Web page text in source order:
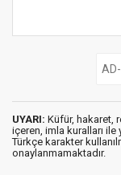
UYARI: Küfür, hakaret,
içeren, imla kuralları ile
Türkçe karakter
onaylanmamaktadır.